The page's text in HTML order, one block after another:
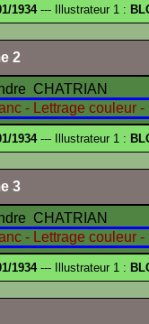
1934--- Illustrateur 1 :
2
CHATRIAN
1934--- Illustrateur 1 :
3
CHATRIAN
1934--- Illustrateur 1 :